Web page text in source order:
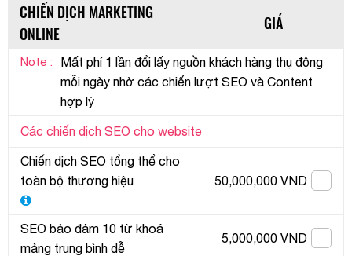
CHIẾN DỊCH MARKETING
ONLINE
GIÁ
Note :
Mất phí 1 lần đổi lấy nguồn khách hàng thụ động
mỗi ngày nhờ các chiến lượt SEO và Content
hợp lý
Các chiến dịch SEO cho website
Chiến dịch SEO tổng thể cho
toàn bộ thương hiệu
50,000,000 VND
SEO bảo đảm 10 từ khoá
mảng trung bình dễ
5,000,000 VND